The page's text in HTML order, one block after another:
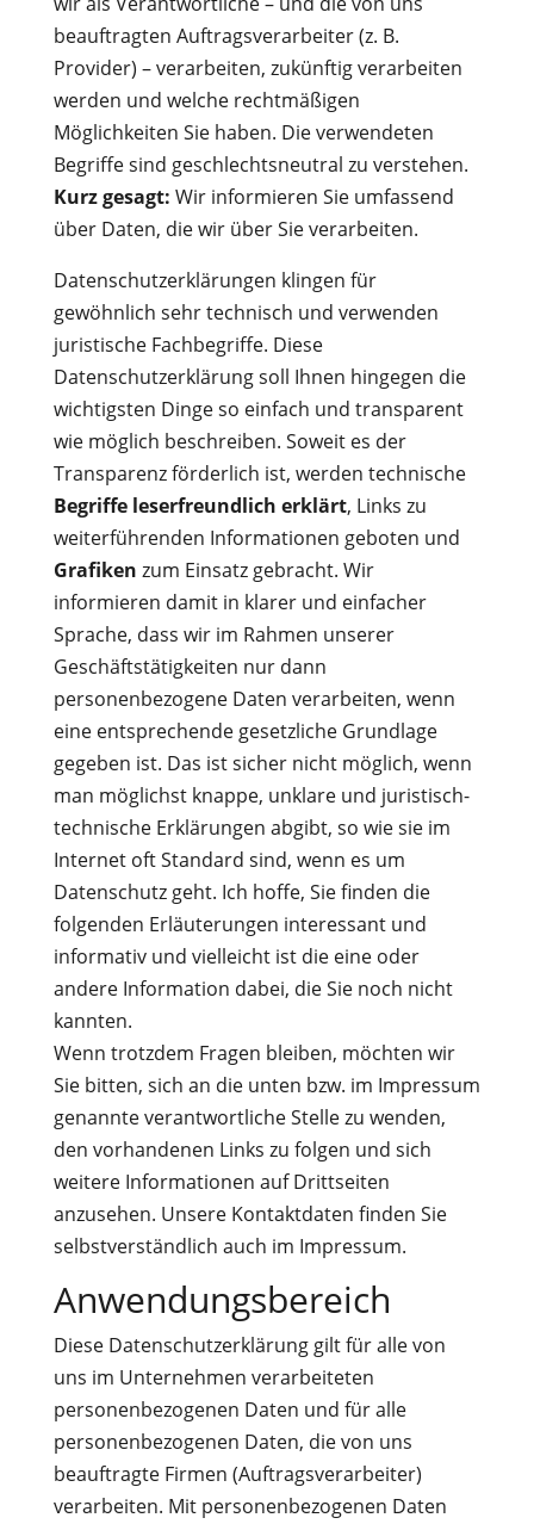
beauftragten Auftragsverarbeiter (z. B.
Provider) – verarbeiten, zukünftig verarbeiten
werden und welche rechtmäßigen
Möglichkeiten Sie haben. Die verwendeten
Begriffe sind geschlechtsneutral zu verstehen.
Kurz gesagt: Wir informieren Sie umfassend
über Daten, die wir über Sie verarbeiten.
Datenschutzerklärungen klingen für
gewöhnlich sehr technisch und verwenden
juristische Fachbegriffe. Diese
Datenschutzerklärung soll Ihnen hingegen die
wichtigsten Dinge so einfach und transparent
wie möglich beschreiben. Soweit es der
Transparenz förderlich ist, werden technische
Begriffe leserfreundlich erklärt, Links zu
weiterführenden Informationen geboten und
Grafiken zum Einsatz gebracht. Wir
informieren damit in klarer und einfacher
Sprache, dass wir im Rahmen unserer
Geschäftstätigkeiten nur dann
personenbezogene Daten verarbeiten, wenn
eine entsprechende gesetzliche Grundlage
gegeben ist. Das ist sicher nicht möglich, wenn
man möglichst knappe, unklare und juristisch-
technische Erklärungen abgibt, so wie sie im
Internet oft Standard sind, wenn es um
Datenschutz geht. Ich hoffe, Sie finden die
folgenden Erläuterungen interessant und
informativ und vielleicht ist die eine oder
andere Information dabei, die Sie noch nicht
kannten.
Wenn trotzdem Fragen bleiben, möchten wir
Sie bitten, sich an die unten bzw. im Impressum
genannte verantwortliche Stelle zu wenden,
den vorhandenen Links zu folgen und sich
weitere Informationen auf Drittseiten
anzusehen. Unsere Kontaktdaten finden Sie
selbstverständlich auch im Impressum.
Anwendungsbereich
Diese Datenschutzerklärung gilt für alle von
uns im Unternehmen verarbeiteten
personenbezogenen Daten und für alle
personenbezogenen Daten, die von uns
beauftragte Firmen (Auftragsverarbeiter)
verarbeiten. Mit personenbezogenen Daten